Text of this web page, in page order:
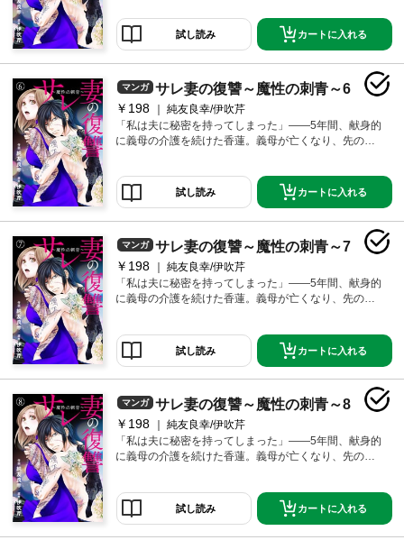
わってからでないと、古風で献身的な嫁の鑑を介護が
終わった途端に捨てるとか外聞が悪すぎるだろ」そう
だ香蓮を捨てて若く綺麗な女を選ぼうとしていた。自
暴自棄になった香蓮は飛び降り自殺を図るが、とある
男に止められる。その男は彫師を名乗り、その脇腹に
は「香蓮」の名前と同じ美しい蓮の花のタトゥーが彫
られていた……。「旦那を地獄に堕としてやれよ…ど
試し読み カートに入れる
マンガ サレ妻の復讐～魔性の刺青～6
￥198
純友良幸/伊吹芹
「私は夫に秘密を持ってしまった」――5年間、献身的
に義母の介護を続けた香蓮。義母が亡くなり、先の見
わってからでないと、古風で献身的な嫁の鑑を介護が
終わった途端に捨てるとか外聞が悪すぎるだろ」そう
だ香蓮を捨てて若く綺麗な女を選ぼうとしていた。自
暴自棄になった香蓮は飛び降り自殺を図るが、とある
男に止められる。その男は彫師を名乗り、その脇腹に
は「香蓮」の名前と同じ美しい蓮の花のタトゥーが彫
られていた……。「旦那を地獄に堕としてやれよ…ど
試し読み カートに入れる
マンガ サレ妻の復讐～魔性の刺青～7
￥198
純友良幸/伊吹芹
「私は夫に秘密を持ってしまった」――5年間、献身的
に義母の介護を続けた香蓮。義母が亡くなり、先の見
わってからでないと、古風で献身的な嫁の鑑を介護が
終わった途端に捨てるとか外聞が悪すぎるだろ」そう
だ香蓮を捨てて若く綺麗な女を選ぼうとしていた。自
暴自棄になった香蓮は飛び降り自殺を図るが、とある
男に止められる。その男は彫師を名乗り、その脇腹に
は「香蓮」の名前と同じ美しい蓮の花のタトゥーが彫
られていた……。「旦那を地獄に堕としてやれよ…ど
試し読み カートに入れる
マンガ サレ妻の復讐～魔性の刺青～8
￥198
純友良幸/伊吹芹
「私は夫に秘密を持ってしまった」――5年間、献身的
に義母の介護を続けた香蓮。義母が亡くなり、先の見
わってからでないと、古風で献身的な嫁の鑑を介護が
終わった途端に捨てるとか外聞が悪すぎるだろ」そう
試し読み カートに入れる